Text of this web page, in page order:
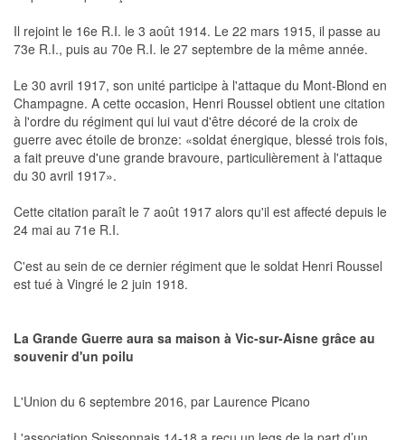
Il rejoint le 16e R.I. le 3 août 1914. Le 22 mars 1915, il passe au
73e R.I., puis au 70e R.I. le 27 septembre de la même année.
Le 30 avril 1917, son unité participe à l'attaque du Mont-Blond en
Champagne. A cette occasion, Henri Roussel obtient une citation
à l'ordre du régiment qui lui vaut d'être décoré de la croix de
guerre avec étoile de bronze: «soldat énergique, blessé trois fois,
a fait preuve d'une grande bravoure, particulièrement à l'attaque
du 30 avril 1917».
Cette citation paraît le 7 août 1917 alors qu'il est affecté depuis le
24 mai au 71e R.I.
C'est au sein de ce dernier régiment que le soldat Henri Roussel
est tué à Vingré le 2 juin 1918.
La Grande Guerre aura sa maison à Vic-sur-Aisne grâce au
souvenir d'un poilu
L'Union du 6 septembre 2016, par Laurence Picano